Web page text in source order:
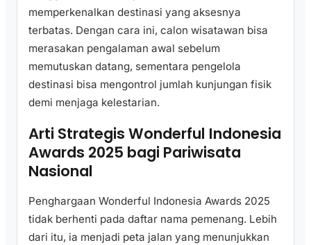
memperkenalkan destinasi yang aksesnya
terbatas. Dengan cara ini, calon wisatawan bisa
merasakan pengalaman awal sebelum
memutuskan datang, sementara pengelola
destinasi bisa mengontrol jumlah kunjungan fisik
demi menjaga kelestarian.
Arti Strategis Wonderful Indonesia
Awards 2025 bagi Pariwisata
Nasional
Penghargaan Wonderful Indonesia Awards 2025
tidak berhenti pada daftar nama pemenang. Lebih
dari itu, ia menjadi peta jalan yang menunjukkan